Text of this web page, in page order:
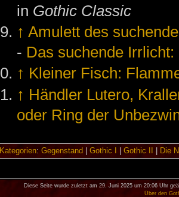
in Gothic Classic
↑ Amulett des
- Das suchende
↑ Kleiner Fisch:
↑ Händler Lutero,
oder Ring der
Kategorien: Gegenstand Gothic I Gothic II Die
Diese Seite wurde zuletzt am 29. Juni 2025 um 20:06 Uhr
Über den